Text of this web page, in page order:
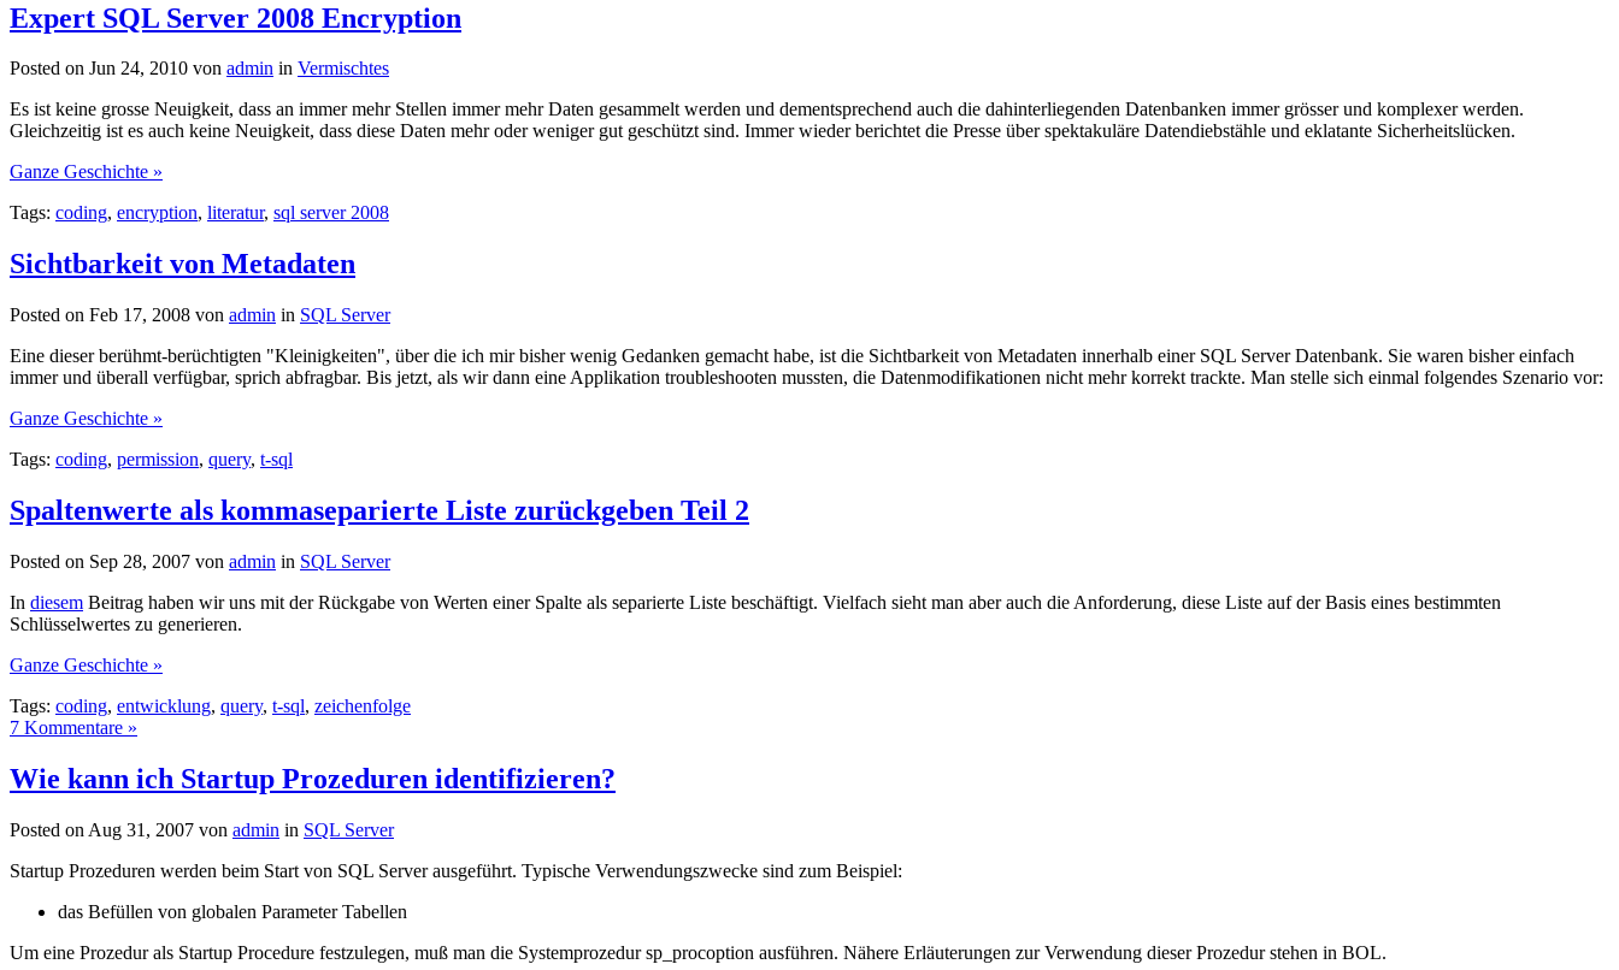
Expert SQL Server 2008 Encryption
Posted on Jun 24, 2010 von admin in Vermischtes
Es ist keine grosse Neuigkeit, dass an immer mehr Stellen immer mehr Daten gesammelt werden und dementsprechend auch die dahinterliegenden Datenbanken immer grösser und komplexer werden.
Gleichzeitig ist es auch keine Neuigkeit, dass diese Daten mehr oder weniger gut geschützt sind. Immer wieder berichtet die Presse über spektakuläre Datendiebstähle und eklatante Sicherheitslücken.
Ganze Geschichte »
Tags: coding, encryption, literatur, sql server 2008
Sichtbarkeit von Metadaten
Posted on Feb 17, 2008 von admin in SQL Server
Eine dieser berühmt-berüchtigten "Kleinigkeiten", über die ich mir bisher wenig Gedanken gemacht habe, ist die Sichtbarkeit von Metadaten innerhalb einer SQL Server Datenbank. Sie waren bisher einfach
immer und überall verfügbar, sprich abfragbar. Bis jetzt, als wir dann eine Applikation troubleshooten mussten, die Datenmodifikationen nicht mehr korrekt trackte. Man stelle sich einmal folgendes Szenario vor:
Ganze Geschichte »
Tags: coding, permission, query, t-sql
Spaltenwerte als kommaseparierte Liste zurückgeben Teil 2
Posted on Sep 28, 2007 von admin in SQL Server
In diesem Beitrag haben wir uns mit der Rückgabe von Werten einer Spalte als separierte Liste beschäftigt. Vielfach sieht man aber auch die Anforderung, diese Liste auf der Basis eines bestimmten
Schlüsselwertes zu generieren.
Ganze Geschichte »
Tags: coding, entwicklung, query, t-sql, zeichenfolge
7 Kommentare »
Wie kann ich Startup Prozeduren identifizieren?
Posted on Aug 31, 2007 von admin in SQL Server
Startup Prozeduren werden beim Start von SQL Server ausgeführt. Typische Verwendungszwecke sind zum Beispiel:
das Befüllen von globalen Parameter Tabellen
Um eine Prozedur als Startup Procedure festzulegen, muß man die Systemprozedur sp_procoption ausführen. Nähere Erläuterungen zur Verwendung dieser Prozedur stehen in BOL.